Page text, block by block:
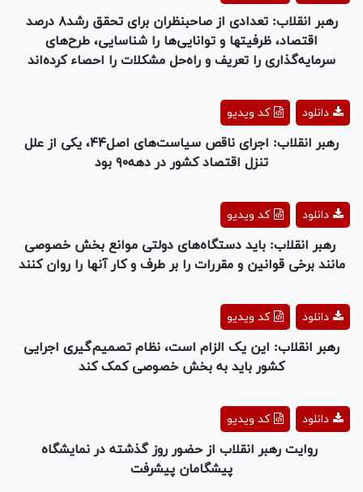
Video
رهبر انقلاب: تعدادی از صاحبنظران برای تحقق رشد۸ درصد
اقتصاد، ظرفیتها و توانایی‌ها را شناسایی، طرح‌های
سرمایه‌گذاری را تعریف و راه‌حل مشکلات را احصاء کرده‌اند
Play
Video
کد ویدیو دانلود
رهبر انقلاب: اجرای ناقص سیاست‌های اصل۴۴، یکی از علل
تنزل اقتصاد کشور در دهه۹۰ بود
Play
Video
کد ویدیو دانلود
رهبر انقلاب: باید دستگاه‌های دولتی موانع بخش خصوصی
مانند برخی قوانین و مقررات را بر طرف و کار آنها را روان کنند
Play
Video
کد ویدیو دانلود
رهبر انقلاب: این یک الزام است، نظام تصمیم‌گیری اجرایی
کشور باید به بخش خصوصی کمک کند
Play
Video
کد ویدیو دانلود
روایت رهبر انقلاب از حضور روز گذشته در نمایشگاه
پیشگامان پیشرفت